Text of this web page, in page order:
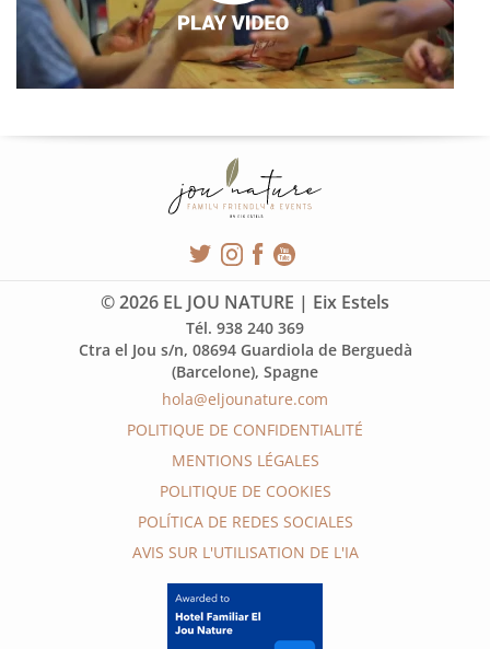
© 2026 EL JOU NATURE | Eix Estels
Tél. 938 240 369
Ctra el Jou s/n, 08694 Guardiola de Berguedà
(Barcelone), Spagne
hola@eljounature.com
POLITIQUE DE CONFIDENTIALITÉ
MENTIONS LÉGALES
POLITIQUE DE COOKIES
POLÍTICA DE REDES SOCIALES
AVIS SUR L'UTILISATION DE L'IA